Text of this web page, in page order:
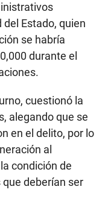
Estado, quien
se habría
durante el
cuestionó la
alegando que se
en el delito, por lo
al
condición de
deberían ser